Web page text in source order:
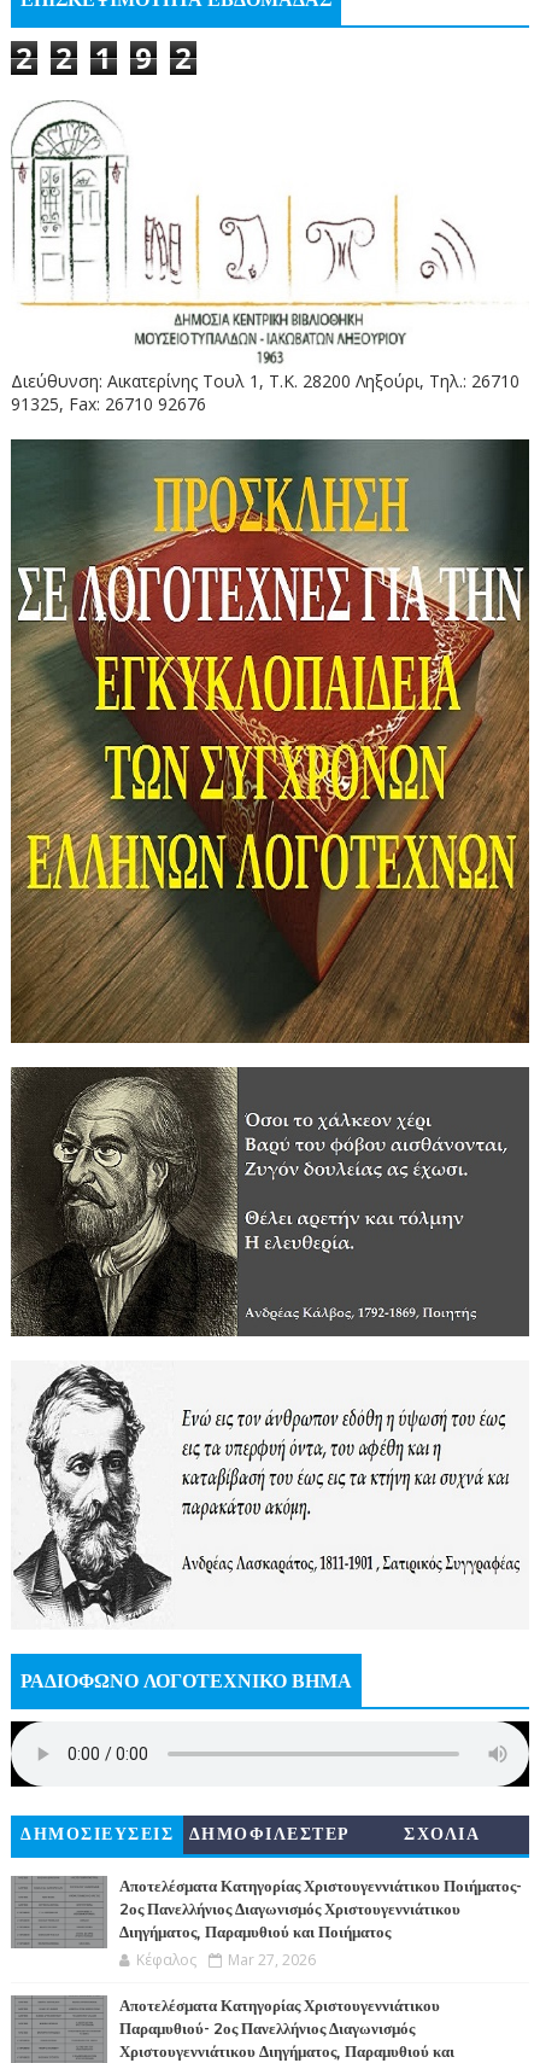
2 2 1 9 2
Διεύθυνση: Αικατερίνης Τουλ 1, Τ.Κ. 28200 Ληξούρι, Τηλ.: 26710
91325, Fax: 26710 92676
ΡΑΔΙΟΦΩΝΟ ΛΟΓΟΤΕΧΝΙΚΟ ΒΗΜΑ
ΔΗΜΟΣΙΕΥΣΕΙΣ
ΔΗΜΟΦΙΛΕΣΤΕΡ
ΣΧΟΛΙΑ
Αποτελέσματα Κατηγορίας Χριστουγεννιάτικου Ποιήματος-
2ος Πανελλήνιος Διαγωνισμός Χριστουγεννιάτικου
Διηγήματος, Παραμυθιού και Ποιήματος
Κέφαλος Mar 27, 2026
Αποτελέσματα Κατηγορίας Χριστουγεννιάτικου
Παραμυθιού- 2ος Πανελλήνιος Διαγωνισμός
Χριστουγεννιάτικου Διηγήματος, Παραμυθιού και